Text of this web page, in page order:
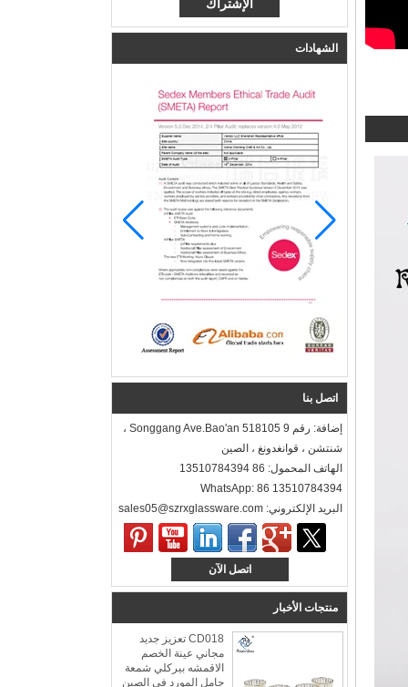
الشهادات
اتصل بنا
إضافة: رقم 9 Songgang Ave.Bao'an 518105 ،
شنتشن ، قوانغدونغ ، الصين
الهاتف المحمول: 86 13510784394
WhatsApp: 86 13510784394
البريد الإلكتروني: sales05@szrxglassware.com‍
اتصل الآن
منتجات الأخبار
CD018 تعزيز جديد
مجاني عينة الخصم
الاقمشه بيركلي شمعة
حامل المورد في الصين